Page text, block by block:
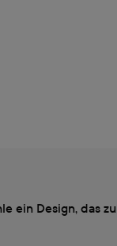
ein Design, das